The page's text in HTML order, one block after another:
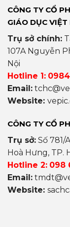
CÔNG TY CỔ
GIÁO DỤC
Trụ sở chính:
107A Nguyễn
Nội
Hotline 1:
Email:
Website:
CÔNG TY CỔ
Trụ sở: Số
Hoà Hưng, TP.
Hotline 2: 098
Email:
Website: